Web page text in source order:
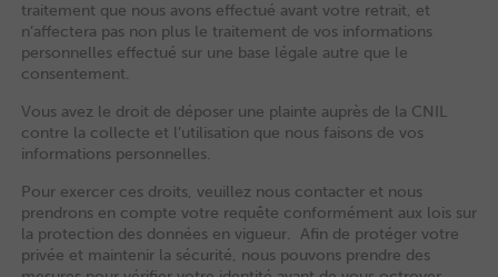
traitement que nous avons effectué avant votre retrait, et
n’affectera pas non plus le traitement de vos informations
personnelles effectué sur une base légale autre que le
consentement.
Vous avez le droit de déposer une plainte auprès de la CNIL
contre la collecte et l’utilisation que nous faisons de vos
informations personnelles.
Pour exercer ces droits, veuillez nous contacter et nous
prendrons en compte votre requête conformément aux lois sur
la protection des données en vigueur. Afin de protéger votre
privée et maintenir la sécurité, nous pouvons prendre des